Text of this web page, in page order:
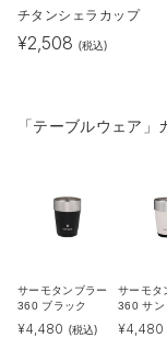
チタンシェラカップ
¥2,508 (税込)
「テーブルウェア
サーモタンブラー
360 ブラック
¥4,480 (税込)
サーモタ
360 サン
¥4,480